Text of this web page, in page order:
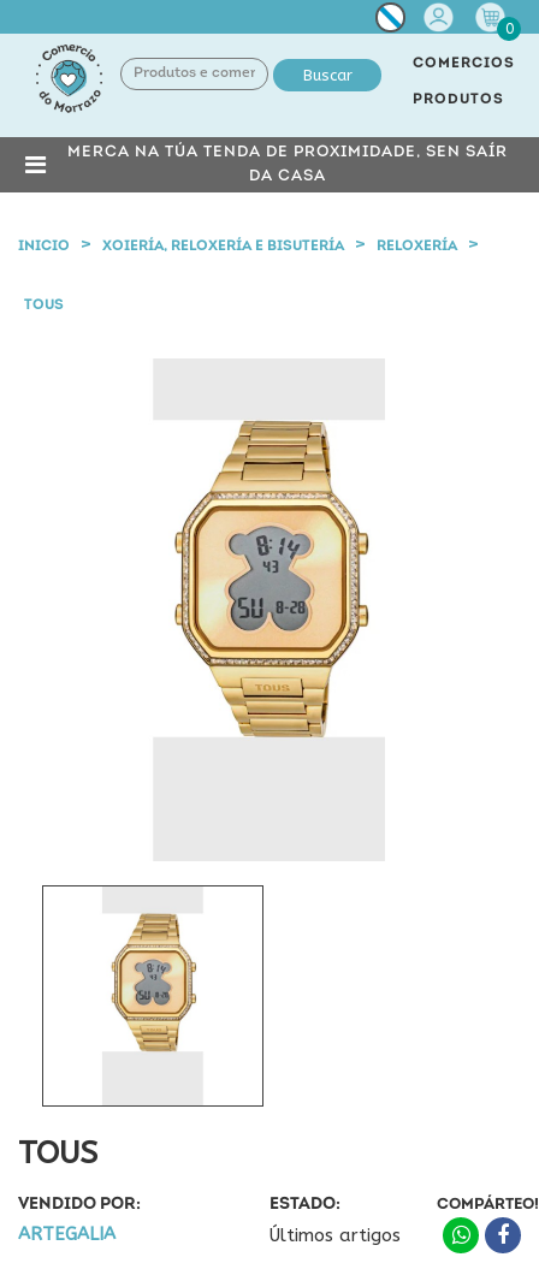
Miña
conta
0
Buscar
COMERCIOS
PRODUTOS
MERCA NA TÚA TENDA DE PROXIMIDADE, SEN SAÍR
DA CASA
INICIO XOIERÍA, RELOXERÍA E BISUTERÍA RELOXERÍA
TOUS
TOUS
VENDIDO POR:
ARTEGALIA
ESTADO:
Últimos artigos
COMPÁRTEO!